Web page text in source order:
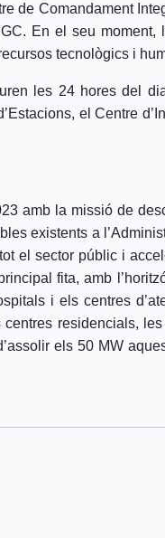
de Comandament
En el seu
tecnològics i
les 24 hores del
el Centre
amb la missió de
existents a
el sector públic i
fita, amb
i els centres
residencials,
els 50 MW